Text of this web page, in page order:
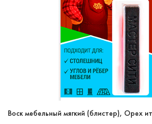
Воск мебельный мягкий (блистер), Орех